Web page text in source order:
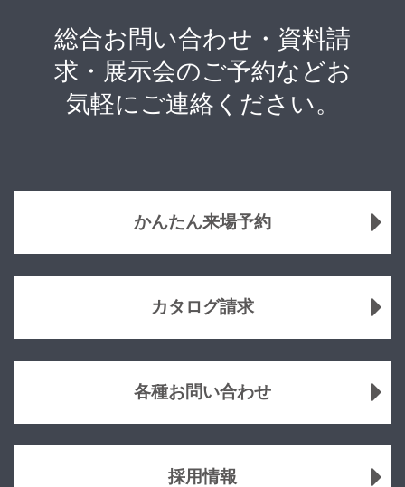
総合お問い合わせ・資料請
求・展示会のご予約などお
気軽にご連絡ください。
かんたん来場予約
カタログ請求
各種お問い合わせ
採用情報